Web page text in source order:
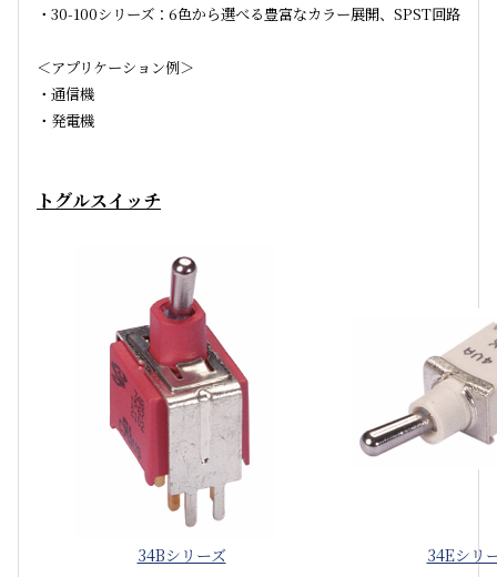
・30-100シリーズ：6色から選べる豊富なカラー展開、SPST回路
＜アプリケーション例＞
・通信機
・発電機
トグルスイッチ
34Bシリーズ 34Eシリ